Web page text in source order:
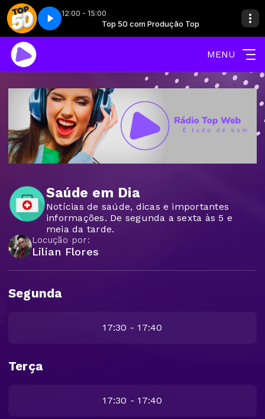
12:00 - 15:00
Top Top 50 com Produção Top
01 Top 50 - Parte 01
MENU
Saúde em Dia
Notícias de saúde, dicas e importantes
informações. De segunda a sexta às 5 e
meia da tarde.
Locução por:
Lilian Flores
Segunda
17:30 - 17:40
Terça
17:30 - 17:40